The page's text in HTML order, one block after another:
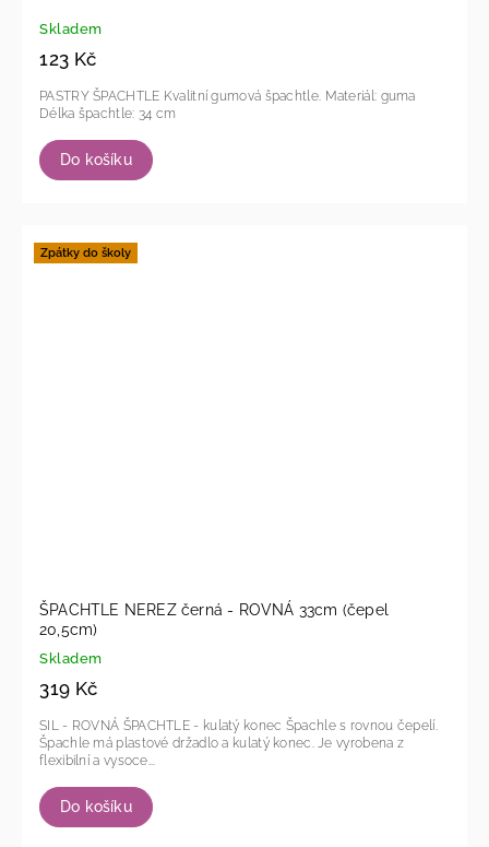
Skladem
123 Kč
Do košíku
PASTRY ŠPACHTLE Kvalitní gumová špachtle. Materiál: guma
Zpátky do školy
ŠPACHTLE NEREZ černá - ROVNÁ 33cm (čepel
20,5cm)
Skladem
319 Kč
Do košíku
SIL - ROVNÁ ŠPACHTLE - kulatý konec Špachle s rovnou čepelí.
Špachle má plastové držadlo a kulatý konec. Je vyrobena z
flexibilní a vysoce...